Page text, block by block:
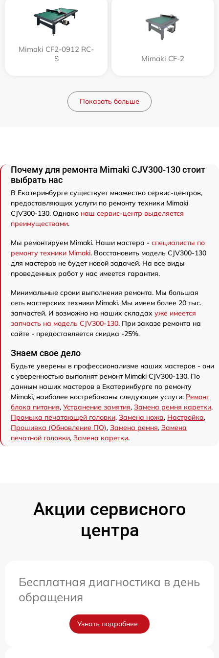
Mimaki CF2-0912 RC-
S
Mimaki CF-2
Показать больше
Почему для ремонта Mimaki CJV300-130 стоит
выбрать нас
В Екатеринбурге существует множество сервис-центров,
предоставляющих услуги по ремонту техники Mimaki
CJV300-130. Однако наш сервис-центр выделяется
преимуществами.
Мы ремонтируем Mimaki. Наши мастера - специалисты по
ремонту техники Mimaki. Восстановить модель CJV300-130
для мастеров не будет новой задачей. На все виды
проведенных работ у нас имеется гарантия.
Минимальные сроки выполнения ремонта. Мы большая
сеть мастерских техники Mimaki. Мы имеем более 20 тыс.
запчастей. И возможно на наших складах уже имеется
запчасть на модель CJV300-130. При заказе ремонта на
сайте - предоставляется скидка -25%.
Знаем свое дело
Будьте уверены в профессионализме наших мастеров - они
с уверенностью выполнят ремонт Mimaki CJV300-130. По
данным наших мастеров в Екатеринбурге по ремонту
Mimaki, наиболее востребованы следующие услуги: Ремонт
блока питания, Устранение замятия, Замена ремня каретки,
Промыка печатающей головки, Замена ножа, Настройка,
Прошивка (Обновление ПО), Замена ремня, Замена
печатной головки, Замена каретки.
Акции сервисного
центра
Бесплатная диагностика в день
обращения
Узнать подробнее